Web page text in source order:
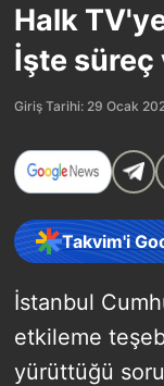
Halk
İşte süreç
Giriş Tarihi: 29 Ocak
Takvim'i
İstanbul
etkileme
yürüttüğü